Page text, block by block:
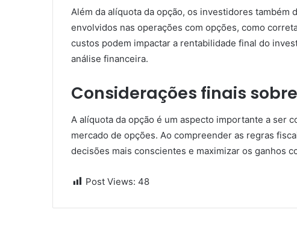
Além da alíquota da opção, os investidores
envolvidos nas operações com opções, como
custos podem impactar a rentabilidade final do
análise financeira.
Considerações finais
A alíquota da opção é um aspecto importante a ser
mercado de opções. Ao compreender as regras
decisões mais conscientes e maximizar os ganhos
Post Views: 48